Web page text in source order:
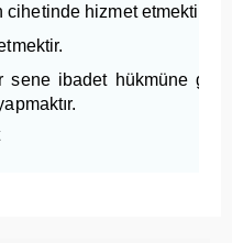
hizmet etmektir.
sene ibadet hükmüne